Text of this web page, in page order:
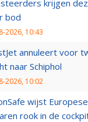
krijgen
bod
2026, 10:43
annuleert voor
naar Schiphol
2026, 10:02
wijst
rook in de